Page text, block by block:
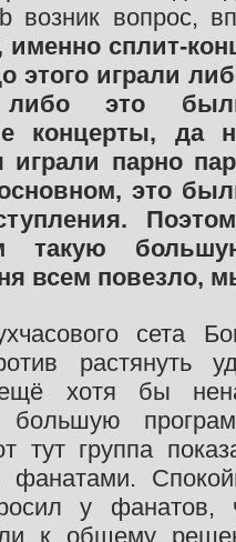
возник вопрос,
именно сплит-
этого играли
либо это
концерты, да
парно
это
такую
всем повезло,
сета
растянуть
ещё хотя бы
большую
тут группа
фанатами.
у фанатов,
к общему